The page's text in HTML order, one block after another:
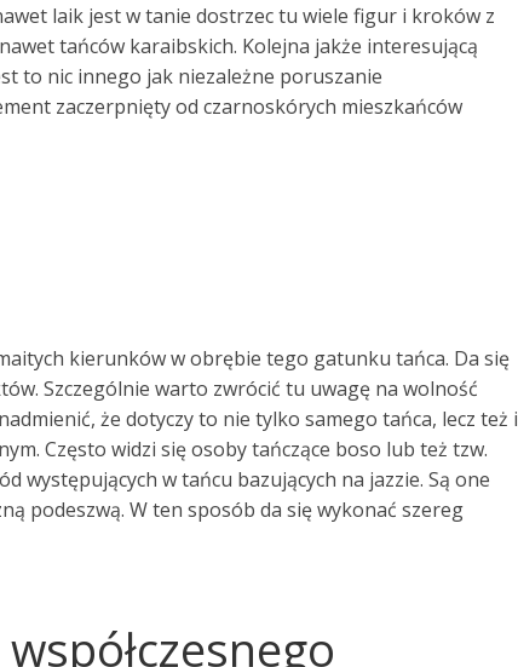
laik jest w tanie dostrzec tu wiele figur i kroków z
tańców karaibskich. Kolejna jakże interesującą
to nic innego jak niezależne poruszanie
zaczerpnięty od czarnoskórych mieszkańców
kierunków w obrębie tego gatunku tańca. Da się
Szczególnie warto zwrócić tu uwagę na wolność
że dotyczy to nie tylko samego tańca, lecz też i
Często widzi się osoby tańczące boso lub też tzw.
występujących w tańcu bazujących na jazzie. Są one
podeszwą. W ten sposób da się wykonać szereg